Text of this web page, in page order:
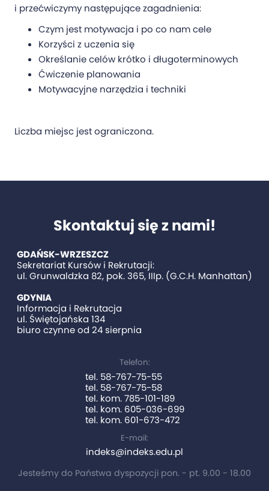
i przećwiczymy następujące zagadnienia:
Czym jest motywacja i po co nam cele
Korzyści z uczenia się
Określanie celów krótko i długoterminowych
Ćwiczenie planowania
Motywacyjne narzędzia i techniki
Liczba miejsc jest ograniczona.
Skontaktuj się z nami!
GDAŃSK-WRZESZCZ
Sekretariat Kursów i Rekrutacji:
ul. Grunwaldzka 82, pok. 365, IIIp. (G.C.H. Manhattan)
GDYNIA
Informacja i Rekrutacja
ul. Świętojańska 134
biuro czynne od 24 sierpnia
Telefon:
tel. 58-767-75-55
tel. 58-767-75-58
tel. kom. 785-101-189
tel. kom. 605-036-699
tel. kom. 601-673-472
E-mail:
indeks@indeks.edu.pl
Jesteśmy do Państwa dyspozycji pon. - pt. 9.00 - 18.00